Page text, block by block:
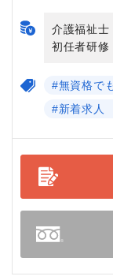
介護福祉
初任者研
#無資格で
#新着求人